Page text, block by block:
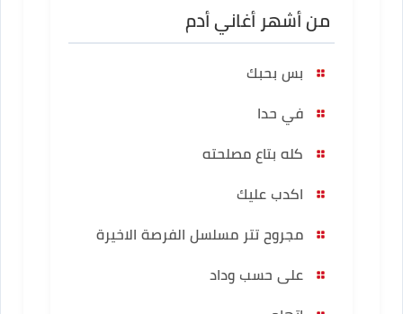
من أشهر أغاني أدم
بس بحبك
في حدا
كله بتاع مصلحته
اكدب عليك
مجروح تتر مسلسل الفرصة الاخيرة
على حسب وداد